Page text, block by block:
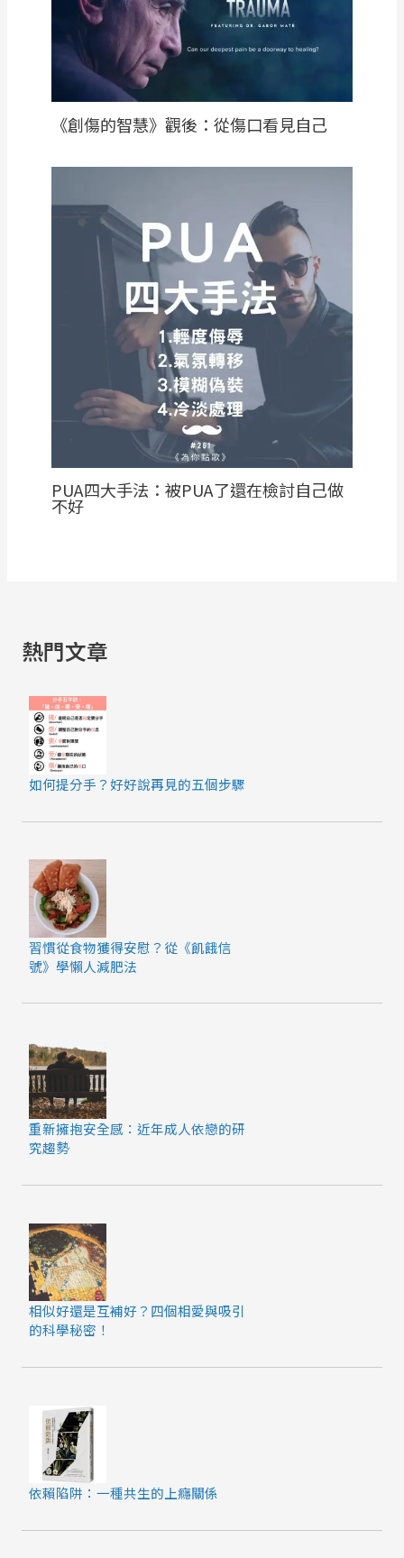
《創傷的智慧》觀後：從傷口看見自己
PUA四大手法：被PUA了還在檢討自己做
不好
熱門文章
如何提分手？好好說再見的五個步驟
習慣從食物獲得安慰？從《飢餓信
號》學懶人減肥法
重新擁抱安全感：近年成人依戀的研
究趨勢
相似好還是互補好？四個相愛與吸引
的科學秘密！
依賴陷阱：一種共生的上癮關係